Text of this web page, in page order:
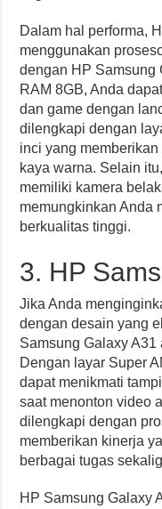
Dalam hal performa,
menggunakan
dengan HP Samsung
RAM 8GB, Anda
dan game dengan
dilengkapi dengan
inci yang
kaya warna. Selain
memiliki kamera
memungkinkan Anda
berkualitas tinggi.
3. HP
Jika Anda
dengan desain yang
Samsung Galaxy
Dengan layar Super
dapat menikmati
saat menonton video
dilengkapi dengan
memberikan kinerja
berbagai tugas
HP Samsung Galaxy